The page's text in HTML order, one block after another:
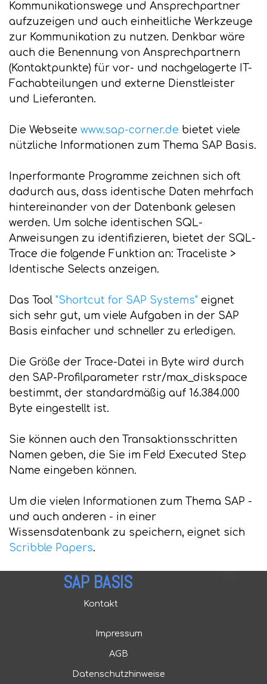
Kommunikationswege und Ansprechpartner
aufzuzeigen und auch einheitliche Werkzeuge
zur Kommunikation zu nutzen. Denkbar wäre
auch die Benennung von Ansprechpartnern
(Kontaktpunkte) für vor- und nachgelagerte IT-
Fachabteilungen und externe Dienstleister
und Lieferanten.
Die Webseite www.sap-corner.de bietet viele
nützliche Informationen zum Thema SAP Basis.
Inperformante Programme zeichnen sich oft
dadurch aus, dass identische Daten mehrfach
hintereinander von der Datenbank gelesen
werden. Um solche identischen SQL-
Anweisungen zu identifizieren, bietet der SQL-
Trace die folgende Funktion an: Traceliste >
Identische Selects anzeigen.
Das Tool "Shortcut for SAP Systems" eignet
sich sehr gut, um viele Aufgaben in der SAP
Basis einfacher und schneller zu erledigen.
Die Größe der Trace-Datei in Byte wird durch
den SAP-Profilparameter rstr/max_diskspace
bestimmt, der standardmäßig auf 16.384.000
Byte eingestellt ist.
Sie können auch den Transaktionsschritten
Namen geben, die Sie im Feld Executed Step
Name eingeben können.
Um die vielen Informationen zum Thema SAP -
und auch anderen - in einer
Wissensdatenbank zu speichern, eignet sich
Scribble Papers.
Kontakt
Impressum
AGB
Datenschutzhinweise
SAP BASIS